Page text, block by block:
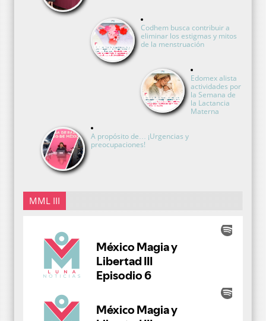
Codhem busca contribuir a
eliminar los estigmas y mitos
de la menstruación
Edomex alista
actividades por
la Semana de
la Lactancia
Materna
A propósito de… ¡Urgencias y
preocupaciones!
MML III